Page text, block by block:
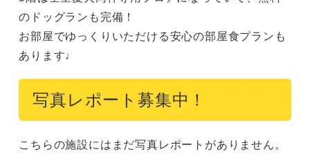
のドッグランも完備！
お部屋でゆっくりいただける安心の部屋食プランも
あります♩
写真レポート募集中！
こちらの施設にはまだ写真レポートがありません。